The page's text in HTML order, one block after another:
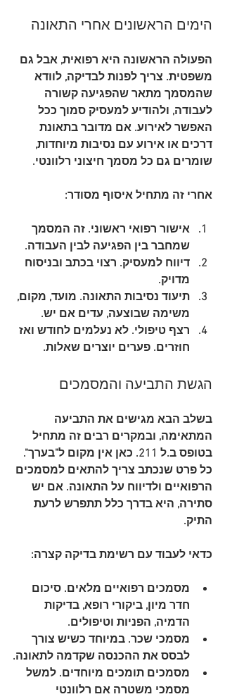
הימים הראשונים אחרי התאונה
הפעולה הראשונה היא רפואית, אבל גם
משפטית. צריך לפנות לבדיקה, לוודא
שהמסמך מתאר שהפגיעה קשורה
לעבודה, ולהודיע למעסיק סמוך ככל
האפשר לאירוע. אם מדובר בתאונת
דרכים או אירוע עם נסיבות מיוחדות,
שומרים גם כל מסמך חיצוני רלוונטי.
אחרי זה מתחיל איסוף מסודר:
אישור רפואי ראשוני. זה המסמך
שמחבר בין הפגיעה לבין העבודה.
דיווח למעסיק. רצוי בכתב ובניסוח
מדויק.
תיעוד נסיבות התאונה. מועד, מקום,
משימה שבוצעה, עדים אם יש.
רצף טיפולי. לא נעלמים לחודש ואז
חוזרים. פערים יוצרים שאלות.
הגשת התביעה והמסמכים
בשלב הבא מגישים את התביעה
המתאימה, ובמקרים רבים זה מתחיל
בטופס ב.ל 211. כאן אין מקום ל"בערך".
כל פרט שנכתב צריך להתאים למסמכים
הרפואיים ולדיווח על התאונה. אם יש
סתירה, היא בדרך כלל תתפרש לרעת
התיק.
כדאי לעבוד עם רשימת בדיקה קצרה:
מסמכים רפואיים מלאים. סיכום
חדר מיון, ביקורי רופא, בדיקות
הדמיה, הפניות וטיפולים.
מסמכי שכר. במיוחד כשיש צורך
לבסס את ההכנסה שקדמה לתאונה.
מסמכים תומכים מיוחדים. למשל
מסמכי משטרה אם רלוונטי